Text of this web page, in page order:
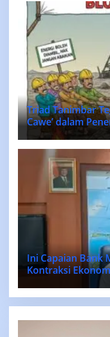
Triad Tanimbar
Cawe’ dalam
MASELA.
Ini Capaian Bank
Kontraksi